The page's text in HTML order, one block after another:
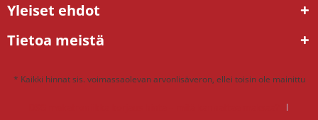
Yleiset ehdot
Tietoa meistä
* Kaikki hinnat sis. voimassaolevan arvonlisäveron, ellei toisin ole mainittu